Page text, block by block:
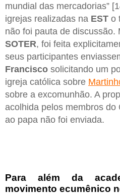
mundial das mercadorias”
igrejas realizadas na EST o
não foi pauta de discussão.
SOTER, foi feita
seus participantes
Francisco solicitando um
igreja católica sobre
sobre a excomunhão. A
acolhida pelos membros do
ao papa não foi enviada.
Para além da
movimento ecumênico